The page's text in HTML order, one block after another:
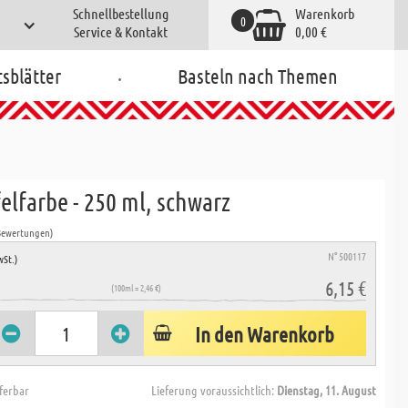
Schnellbestellung
Service & Kontakt
Warenkorb
0,00 €
0
. Basteln nach Themen
- 250 ml, schwarz
N° 500117
(100ml = 2,46 €) 6,15 €
In den Warenkorb
Lieferung voraussichtlich: Dienstag, 11. August